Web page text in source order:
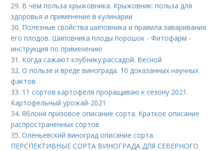
29. В чём польза крыжовника. Крыжовник: польза для
здоровья и применение в кулинарии
30. Полезные свойства шиповника и правила заваривания
его плодов. Шиповника плоды порошок - Фитофарм -
инструкция по применению
31. Когда сажают клубнику рассадой. Весной
32.О пользе и вреде винограда. 10 доказанных научных
фактов
33. 11 сортов картофеля проращиваю к сезону 2021.
Картофельный урожай-2021
34. Яблоня призовое описание сорта. Краткое описание
распространенных сортов
35.Оленьевский виноград описание сорта.
ПЕРСПЕКТИВНЫЕ СОРТА ВИНОГРАДА ДЛЯ CЕВЕРНОГО